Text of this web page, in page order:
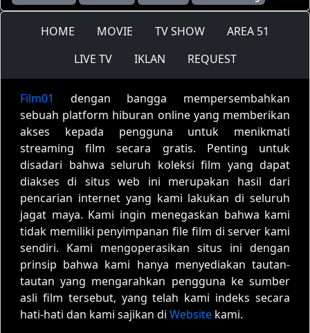
HOME MOVIE TV SHOW
AREA 51
LIVE TV
IKLAN REQUEST
Film01
dengan bangga mempersembahkan
sebuah platform hiburan online yang memberikan
akses kepada pengguna untuk menikmati
streaming film secara gratis. Penting untuk
disadari bahwa seluruh koleksi film yang dapat
diakses di situs web ini merupakan hasil dari
pencarian internet yang kami lakukan di seluruh
jagat maya. Kami ingin menegaskan bahwa kami
tidak memiliki penyimpanan file film di server kami
sendiri. Kami mengoperasikan situs ini dengan
prinsip bahwa kami hanya menyediakan tautan-
tautan yang mengarahkan pengguna ke sumber
asli film tersebut, yang telah kami indeks secara
hati-hati dan kami sajikan di Website kami.